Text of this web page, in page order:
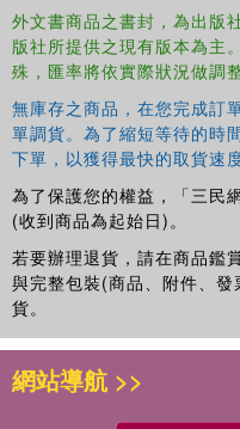
外文書商品之書封，為出版
版社所提供之現有版本為主
殊，匯率將依實際狀況做調整
無庫存之商品，在您完成訂
單調貨。為了縮短等待的時
下單，以獲得最快的取貨速
為了保護您的權益，「三民
(收到商品為起始日)。
若要辦理退貨，請在商品鑑
與完整包裝(商品、附件、
貨。
網站導航 >>